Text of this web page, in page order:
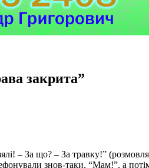
закрита”
– За що? – За травку!”
знов-таки, “Мам!”, а